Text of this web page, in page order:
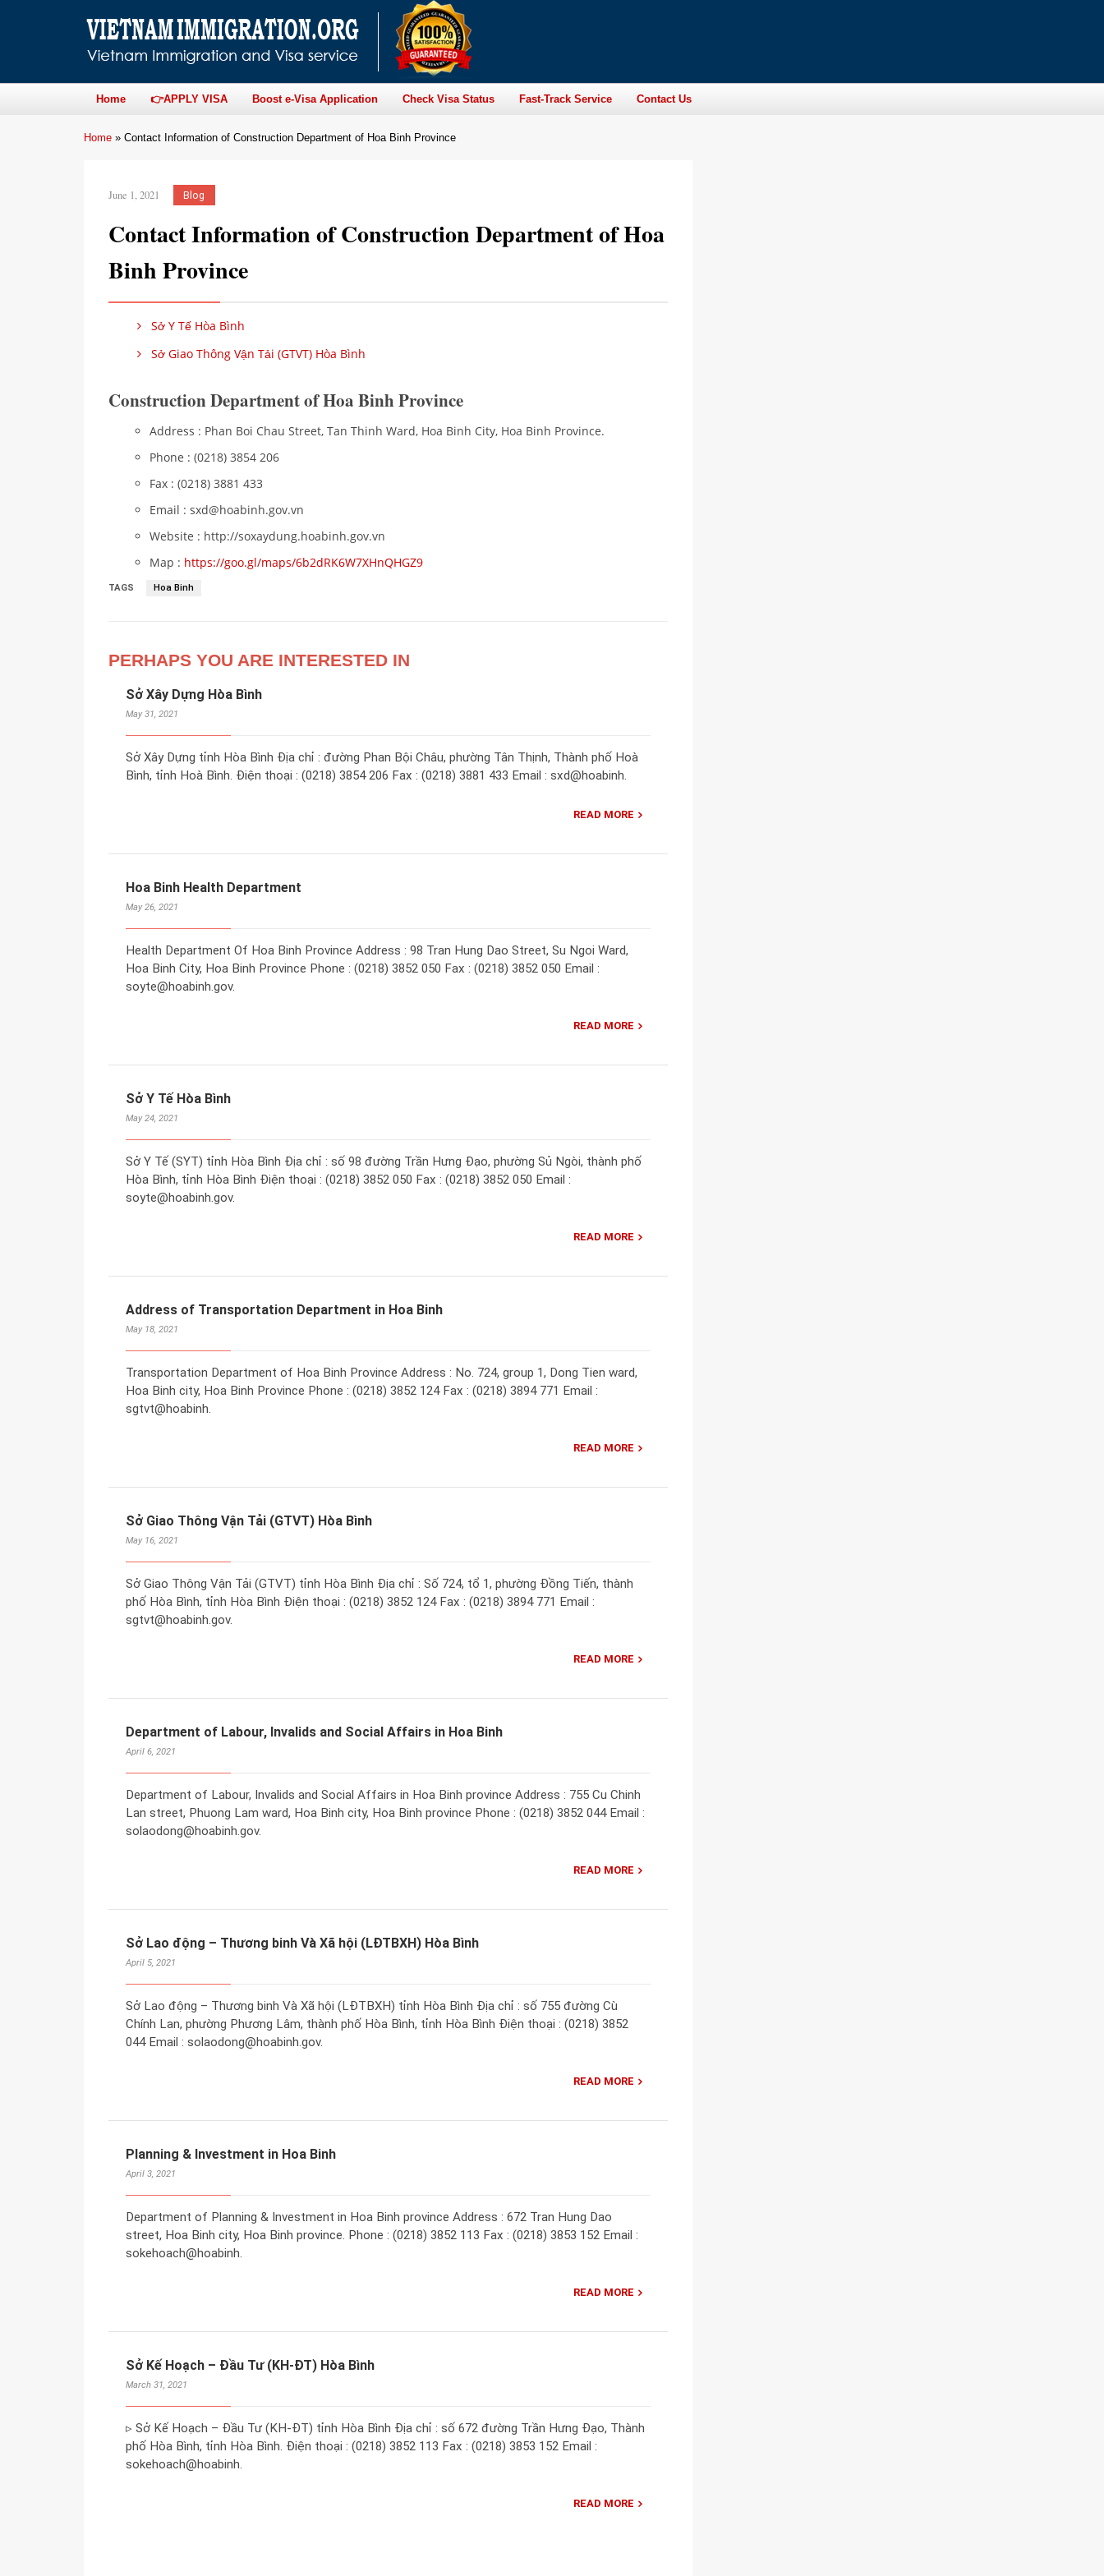
Home 👉APPLY VISA Boost e-Visa Application Check Visa Status Fast-Track Service Contact Us
Home » Contact Information of Construction Department of Hoa Binh Province
June 1, 2021 Blog
Contact Information of Construction Department of Hoa
Binh Province
Sở Y Tế Hòa Bình
Sở Giao Thông Vận Tải (GTVT) Hòa Bình
Construction Department of Hoa Binh Province
Address : Phan Boi Chau Street, Tan Thinh Ward, Hoa Binh City, Hoa Binh Province.
Phone : (0218) 3854 206
Fax : (0218) 3881 433
Email : sxd@hoabinh.gov.vn
Website : http://soxaydung.hoabinh.gov.vn
Map : https://goo.gl/maps/6b2dRK6W7XHnQHGZ9
TAGS Hoa Binh
PERHAPS YOU ARE INTERESTED IN
Sở Xây Dựng Hòa Bình
May 31, 2021
Sở Xây Dựng tỉnh Hòa Bình Địa chỉ : đường Phan Bội Châu, phường Tân Thịnh, Thành phố Hoà
Bình, tỉnh Hoà Bình. Điện thoại : (0218) 3854 206 Fax : (0218) 3881 433 Email : sxd@hoabinh.
READ MORE
Hoa Binh Health Department
May 26, 2021
Health Department Of Hoa Binh Province Address : 98 Tran Hung Dao Street, Su Ngoi Ward,
Hoa Binh City, Hoa Binh Province Phone : (0218) 3852 050 Fax : (0218) 3852 050 Email :
soyte@hoabinh.gov.
READ MORE
Sở Y Tế Hòa Bình
May 24, 2021
Sở Y Tế (SYT) tỉnh Hòa Bình Địa chỉ : số 98 đường Trần Hưng Đạo, phường Sủ Ngòi, thành phố
Hòa Bình, tỉnh Hòa Bình Điện thoại : (0218) 3852 050 Fax : (0218) 3852 050 Email :
soyte@hoabinh.gov.
READ MORE
Address of Transportation Department in Hoa Binh
May 18, 2021
Transportation Department of Hoa Binh Province Address : No. 724, group 1, Dong Tien ward,
Hoa Binh city, Hoa Binh Province Phone : (0218) 3852 124 Fax : (0218) 3894 771 Email :
sgtvt@hoabinh.
READ MORE
Sở Giao Thông Vận Tải (GTVT) Hòa Bình
May 16, 2021
Sở Giao Thông Vận Tải (GTVT) tỉnh Hòa Bình Địa chỉ : Số 724, tổ 1, phường Đồng Tiến, thành
phố Hòa Bình, tỉnh Hòa Bình Điện thoại : (0218) 3852 124 Fax : (0218) 3894 771 Email :
sgtvt@hoabinh.gov.
READ MORE
Department of Labour, Invalids and Social Affairs in Hoa Binh
April 6, 2021
Department of Labour, Invalids and Social Affairs in Hoa Binh province Address : 755 Cu Chinh
Lan street, Phuong Lam ward, Hoa Binh city, Hoa Binh province Phone : (0218) 3852 044 Email :
solaodong@hoabinh.gov.
READ MORE
Sở Lao động – Thương binh Và Xã hội (LĐTBXH) Hòa Bình
April 5, 2021
Sở Lao động – Thương binh Và Xã hội (LĐTBXH) tỉnh Hòa Bình Địa chỉ : số 755 đường Cù
Chính Lan, phường Phương Lâm, thành phố Hòa Bình, tỉnh Hòa Bình Điện thoại : (0218) 3852
044 Email : solaodong@hoabinh.gov.
READ MORE
Planning & Investment in Hoa Binh
April 3, 2021
Department of Planning & Investment in Hoa Binh province Address : 672 Tran Hung Dao
street, Hoa Binh city, Hoa Binh province. Phone : (0218) 3852 113 Fax : (0218) 3853 152 Email :
sokehoach@hoabinh.
READ MORE
Sở Kế Hoạch – Đầu Tư (KH-ĐT) Hòa Bình
March 31, 2021
▹ Sở Kế Hoạch – Đầu Tư (KH-ĐT) tỉnh Hòa Bình Địa chỉ : số 672 đường Trần Hưng Đạo, Thành
phố Hòa Bình, tỉnh Hòa Bình. Điện thoại : (0218) 3852 113 Fax : (0218) 3853 152 Email :
sokehoach@hoabinh.
READ MORE